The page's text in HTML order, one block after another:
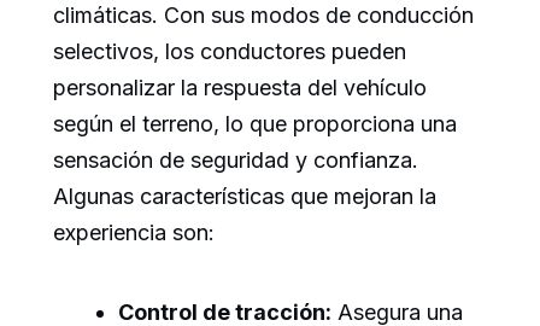
climáticas. Con sus modos de conducción
selectivos, los conductores pueden
personalizar la respuesta del vehículo
según el terreno, lo que proporciona una
sensación de seguridad y confianza.
Algunas características que mejoran la
experiencia son:
Control de tracción: Asegura una